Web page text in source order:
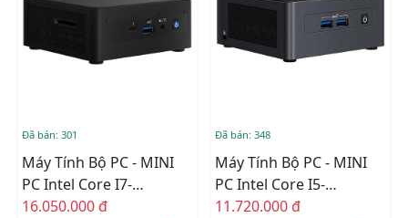
Đã bán: 301
Máy Tính Bộ PC - MINI
PC Intel Core I7-
1165G7/Intel Iris Xe
16.050.000 đ
Đã bán: 348
Máy Tính Bộ PC - MINI
PC Intel Core I5-
1135G7/Intel Iris Xe
11.720.000 đ